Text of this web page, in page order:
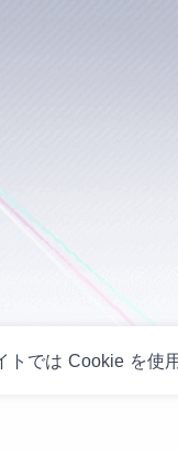
では Cookie を使